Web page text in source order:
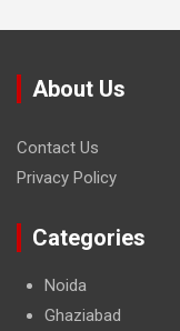
About Us
Contact Us
Privacy Policy
Categories
Noida
Ghaziabad